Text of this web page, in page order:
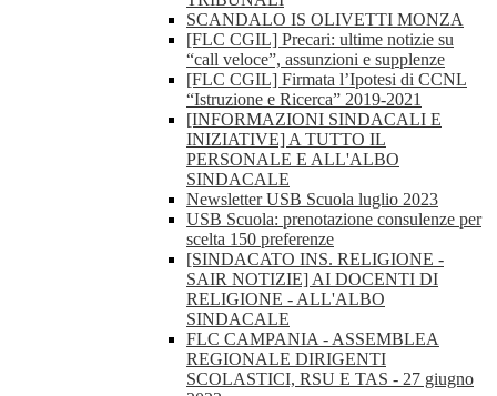
SCANDALO IS OLIVETTI MONZA
[FLC CGIL] Precari: ultime notizie su
“call veloce”, assunzioni e supplenze
[FLC CGIL] Firmata l’Ipotesi di CCNL
“Istruzione e Ricerca” 2019-2021
[INFORMAZIONI SINDACALI E
INIZIATIVE] A TUTTO IL
PERSONALE E ALL'ALBO
SINDACALE
Newsletter USB Scuola luglio 2023
USB Scuola: prenotazione consulenze per
scelta 150 preferenze
[SINDACATO INS. RELIGIONE -
SAIR NOTIZIE] AI DOCENTI DI
RELIGIONE - ALL'ALBO
SINDACALE
FLC CAMPANIA - ASSEMBLEA
REGIONALE DIRIGENTI
SCOLASTICI, RSU E TAS - 27 giugno